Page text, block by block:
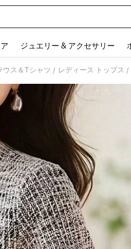
ジュエリー & アクセサリー
ウス＆Tシャツ / レディース トップス /